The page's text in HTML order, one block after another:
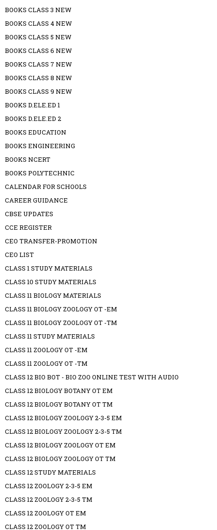
BOOKS CLASS 3 NEW
BOOKS CLASS 4 NEW
BOOKS CLASS 5 NEW
BOOKS CLASS 6 NEW
BOOKS CLASS 7 NEW
BOOKS CLASS 8 NEW
BOOKS CLASS 9 NEW
BOOKS D.ELE.ED 1
BOOKS D.ELE.ED 2
BOOKS EDUCATION
BOOKS ENGINEERING
BOOKS NCERT
BOOKS POLYTECHNIC
CALENDAR FOR SCHOOLS
CAREER GUIDANCE
CBSE UPDATES
CCE REGISTER
CEO TRANSFER-PROMOTION
CEO LIST
CLASS 1 STUDY MATERIALS
CLASS 10 STUDY MATERIALS
CLASS 11 BIOLOGY MATERIALS
CLASS 11 BIOLOGY ZOOLOGY OT -EM
CLASS 11 BIOLOGY ZOOLOGY OT -TM
CLASS 11 STUDY MATERIALS
CLASS 11 ZOOLOGY OT -EM
CLASS 11 ZOOLOGY OT -TM
CLASS 12 BIO BOT - BIO ZOO ONLINE TEST WITH AUDIO
CLASS 12 BIOLOGY BOTANY OT EM
CLASS 12 BIOLOGY BOTANY OT TM
CLASS 12 BIOLOGY ZOOLOGY 2-3-5 EM
CLASS 12 BIOLOGY ZOOLOGY 2-3-5 TM
CLASS 12 BIOLOGY ZOOLOGY OT EM
CLASS 12 BIOLOGY ZOOLOGY OT TM
CLASS 12 STUDY MATERIALS
CLASS 12 ZOOLOGY 2-3-5 EM
CLASS 12 ZOOLOGY 2-3-5 TM
CLASS 12 ZOOLOGY OT EM
CLASS 12 ZOOLOGY OT TM